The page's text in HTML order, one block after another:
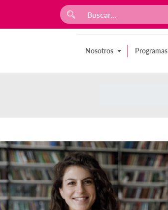
Nosotros Programas